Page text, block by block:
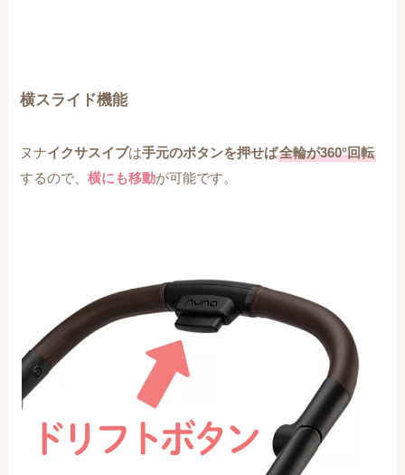
横スライド機能
ヌナイクサスイブは手元のボタンを押せば全輪が360°回転
するので、横にも移動が可能です。